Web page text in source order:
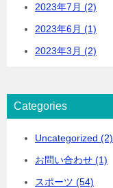
2023年7月 (2)
2023年6月 (1)
2023年3月 (2)
Categories
Uncategorized (2)
お問い合わせ (1)
スポーツ (54)